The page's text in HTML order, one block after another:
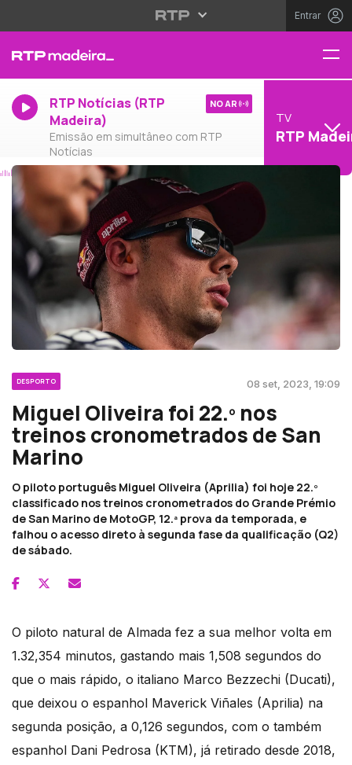
Entrar
RTP Notícias (RTP
Madeira)
Emissão em simultâneo com RTP
Notícias
NO AR
TV
RTP
DESPORTO 08 set, 2023, 19:09
Miguel Oliveira foi 22.º nos
treinos cronometrados de San
Marino
O piloto português Miguel Oliveira (Aprilia) foi hoje 22.º
classificado nos treinos cronometrados do Grande Prémio
de San Marino de MotoGP, 12.ª prova da temporada, e
falhou o acesso direto à segunda fase da qualificação (Q2)
de sábado.
O piloto natural de Almada fez a sua melhor volta em
1.32,354 minutos, gastando mais 1,508 segundos do
que o mais rápido, o italiano Marco Bezzechi (Ducati),
que deixou o espanhol Maverick Viñales (Aprilia) na
segunda posição, a 0,126 segundos, com o também
espanhol Dani Pedrosa (KTM), já retirado desde 2018,